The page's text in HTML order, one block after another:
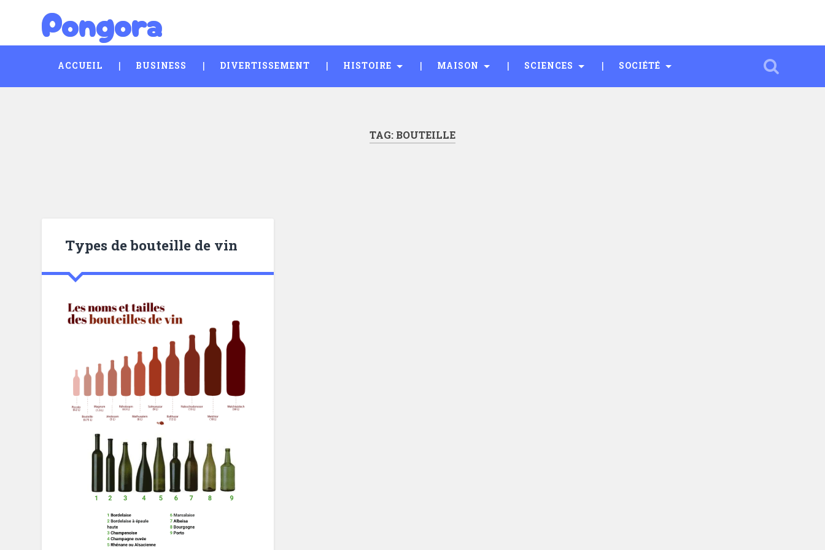
Pongora
ACCUEIL BUSINESS DIVERTISSEMENT HISTOIRE MAISON SCIENCES SOCIÉTÉ
TAG: BOUTEILLE
Types de bouteille de vin